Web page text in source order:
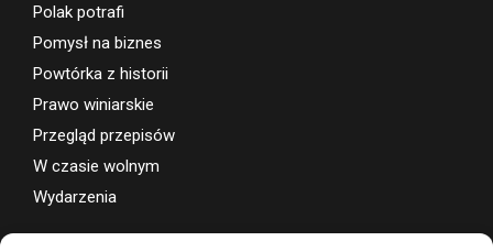
Polak potrafi
Pomysł na biznes
Powtórka z historii
Prawo winiarskie
Przegląd przepisów
W czasie wolnym
Wydarzenia